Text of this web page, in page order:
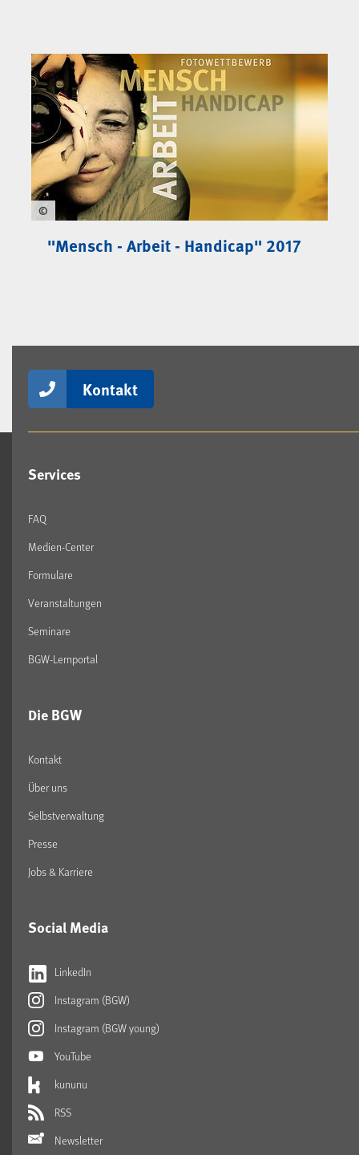
©
"Mensch - Arbeit - Handicap" 2017
Kontakt
Services
FAQ
Medien-Center
Formulare
Veranstaltungen
Seminare
BGW-Lernportal
Die BGW
Kontakt
Über uns
Selbstverwaltung
Presse
Jobs & Karriere
Social Media
LinkedIn
Instagram (BGW)
Instagram (BGW young)
YouTube
kununu
RSS
Newsletter